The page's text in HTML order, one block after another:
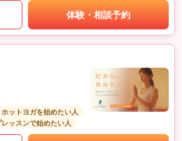
体験・相談予約
ホットヨガを始めたい人
レッスンで始めたい人